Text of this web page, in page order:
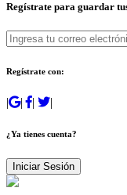
Regístrate para guardar
Regístrate con:
| | | |
¿Ya tienes cuenta?
Iniciar Sesión